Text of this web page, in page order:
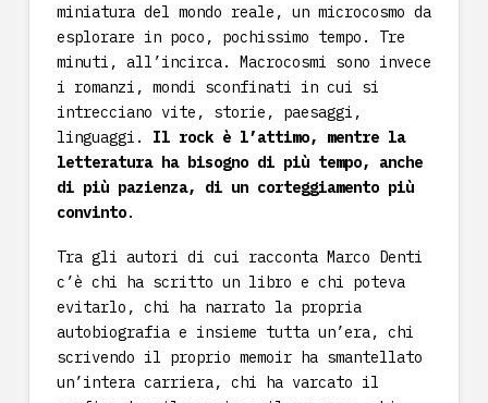
miniatura del mondo reale, un microcosmo da
esplorare in poco, pochissimo tempo. Tre
minuti, all’incirca. Macrocosmi sono invece
i romanzi, mondi sconfinati in cui si
intrecciano vite, storie, paesaggi,
linguaggi. Il rock è l’attimo, mentre la
letteratura ha bisogno di più tempo, anche
di più pazienza, di un corteggiamento più
convinto.
Tra gli autori di cui racconta Marco Denti
c’è chi ha scritto un libro e chi poteva
evitarlo, chi ha narrato la propria
autobiografia e insieme tutta un’era, chi
scrivendo il proprio memoir ha smantellato
un’intera carriera, chi ha varcato il